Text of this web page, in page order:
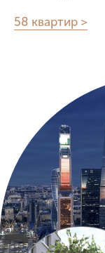
58 квартир >